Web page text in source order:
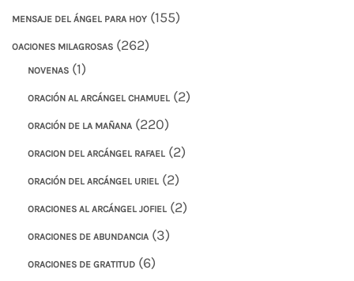
MENSAJE DEL ÁNGEL PARA HOY (155)
OACIONES MILAGROSAS (262)
NOVENAS (1)
ORACIÓN AL ARCÁNGEL CHAMUEL (2)
ORACIÓN DE LA MAÑANA (220)
ORACION DEL ARCÁNGEL RAFAEL (2)
ORACIÓN DEL ARCÁNGEL URIEL (2)
ORACIONES AL ARCÁNGEL JOFIEL (2)
ORACIONES DE ABUNDANCIA (3)
ORACIONES DE GRATITUD (6)